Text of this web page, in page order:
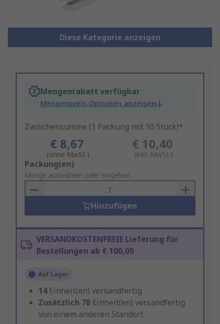
Diese Kategorie anzeigen
Mengenrabatt verfügbar
Mengenpreis-Optionen anzeigen
Zwischensumme (1 Packung mit 10 Stück)*
€ 8,67
(ohne MwSt.)
€ 10,40
(inkl. MwSt.)
Add
to
Basket
Packung(en)
Menge auswählen oder eingeben
Hinzufügen
VERSANDKOSTENFREIE Lieferung für
Bestellungen ab € 100,00
Auf Lager
14 Einheit(en) versandfertig
Zusätzlich 78 Einheit(en) versandfertig
von einem anderen Standort